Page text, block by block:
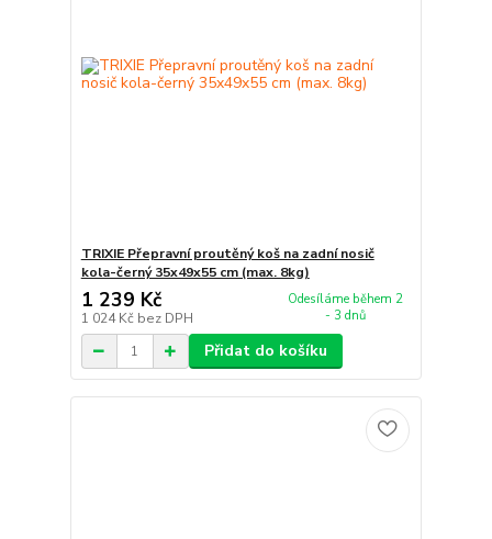
TRIXIE Přepravní proutěný koš na zadní nosič
kola-černý 35x49x55 cm (max. 8kg)
1 239 Kč
1 024 Kč bez DPH
Odesíláme během 2
- 3 dnů
Přidat do košíku